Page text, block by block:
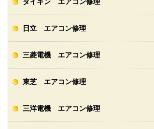
日立 エアコン修理
三菱電機 エアコン修理
東芝 エアコン修理
三洋電機 エアコン修理